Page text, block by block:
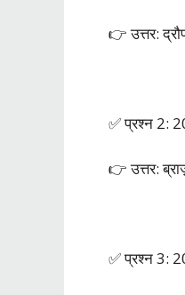
👉 उत्तर:
✅ प्रश्न 2:
👉 उत्तर:
✅ प्रश्न 3: